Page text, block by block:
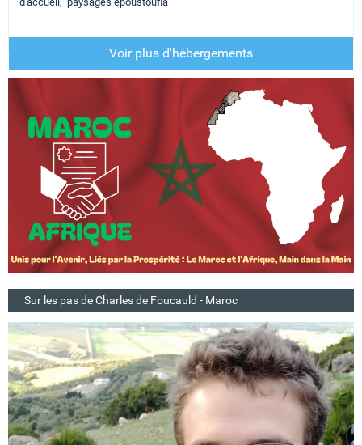
Voir plus d'hébergements
Sur les pas de Charles de Foucauld - Maroc